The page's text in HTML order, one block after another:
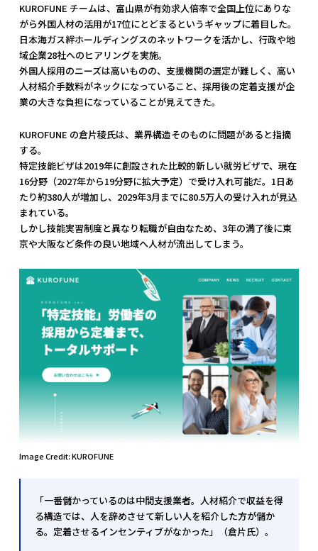
KUROFUNE チームは、富山県が有効求人倍率で全国上位にありな
がら外国人材の活用が17位にとどまるというギャップに着目した。
日本海ガス絆ホールディングスのネットワークを活かし、行政や地
域企業28社へのヒアリングを実施。
外国人採用のニーズは高いものの、支援機関の選定が難しく、高い
人材紹介手数料がネックになっていること、採用後の定着支援が企
業の大きな負担になっていることが見えてきた。
KUROFUNE の倉片稜氏は、業界構造そのものに問題があると指摘
する。
特定技能ビザは2019年に創設された比較的新しい就労ビザで、現在
16分野（2027年から19分野に拡大予定）で受け入れ可能だ。1日あ
たり約380人が増加し、2029年3月までに80.5万人の受け入れが見込
まれている。
しかし技能実習制度と異なり転職が自由なため、3年の満了後に東
京や大阪など条件の良い地域へ人材が流出してしまう。
Image Credit: KUROFUNE
「一番儲かっているのは中間支援業者。人材紹介で収益を得
る構造では、人を辞めさせて新しい人を紹介した方が儲か
る。定着させるインセンティブがなかった」（倉片氏）。